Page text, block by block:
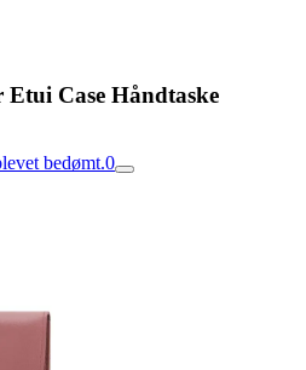
Etui Case Håndtaske
bedømt.0